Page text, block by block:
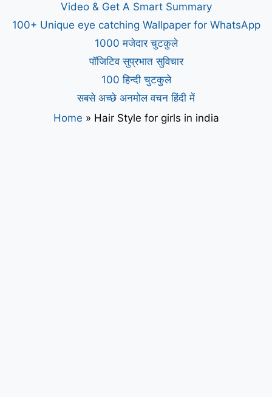
Video & Get A Smart Summary
100+ Unique eye catching Wallpaper for WhatsApp
1000 मजेदार चुटकुले
पॉजिटिव सुप्रभात सुविचार
100 हिन्दी चुटकुले
सबसे अच्छे अनमोल वचन हिंदी में
Home » Hair Style for girls in india